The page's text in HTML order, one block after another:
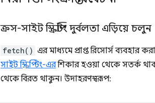
ক্রস-সাইট স্ক্রিপ্টিং দুর্বলতা এড়িয়ে চলুন
fetch() এর মাধ্যমে প্রাপ্ত রিসোর্স
সাইট স্ক্রিপ্টিং-এরশিকার হওয়া থেকে সতর্ক
থেকে বিরত থাকুন। উদাহরণস্বরূপ: